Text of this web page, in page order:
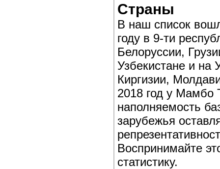
Страны
В наш список
году в 9-ти
Белоруссии,
Узбекистане и на
Киргизии,
2018 год у Мамбо
наполняемость
зарубежья
Воспринимайте
статистику.